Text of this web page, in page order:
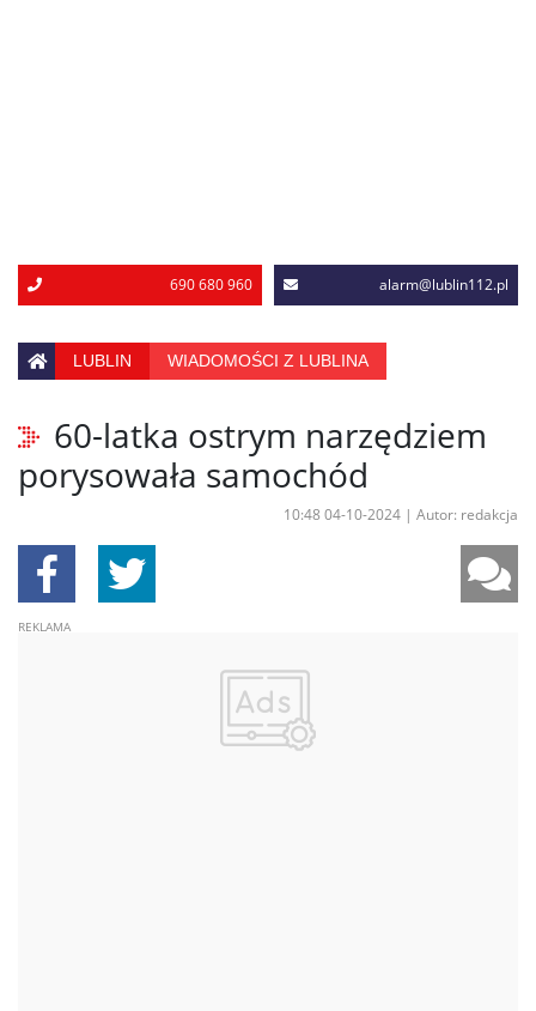
690 680 960 alarm@lublin112.pl
LUBLIN WIADOMOŚCI Z LUBLINA
60-latka ostrym narzędziem
porysowała samochód
10:48 04-10-2024 | Autor: redakcja